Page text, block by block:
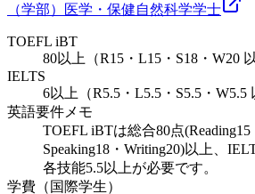
（学部）
医学・保健自然科学学士
TOEFL iBT
80以上（R15・L15・S18・W20 以
IELTS
6以上（R5.5・L5.5・S5.5・W5.5
英語要件メモ
TOEFL iBTは総合80点(Reading15
Speaking18・Writing20)以上、
各技能5.5以上が必要です。
学費（国際学生）